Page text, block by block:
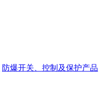
防爆开关、控制及保护产品